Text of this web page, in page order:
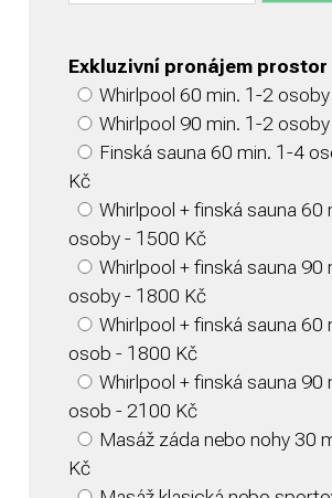
Exkluzivní pronájem prostor
Whirlpool 60 min. 1-2
Whirlpool 90 min. 1-2
Finská sauna 60 min. 1-4
Kč
Whirlpool + finská sauna 60
osoby - 1500 Kč
Whirlpool + finská sauna 90
osoby - 1800 Kč
Whirlpool + finská sauna 60
osob - 1800 Kč
Whirlpool + finská sauna 90
osob - 2100 Kč
Masáž záda nebo nohy 30
Kč